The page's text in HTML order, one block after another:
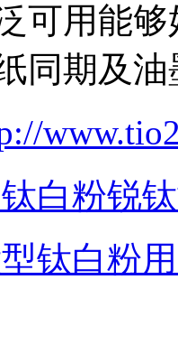
可用能
同期及
白粉锐
钛白粉